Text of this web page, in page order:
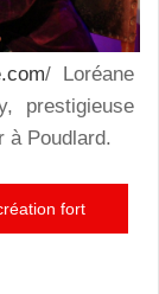
/ Loréane
prestigieuse
à Poudlard.
fort